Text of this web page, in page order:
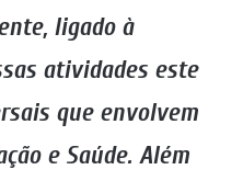
ligado à
atividades este
que envolvem
e Saúde. Além